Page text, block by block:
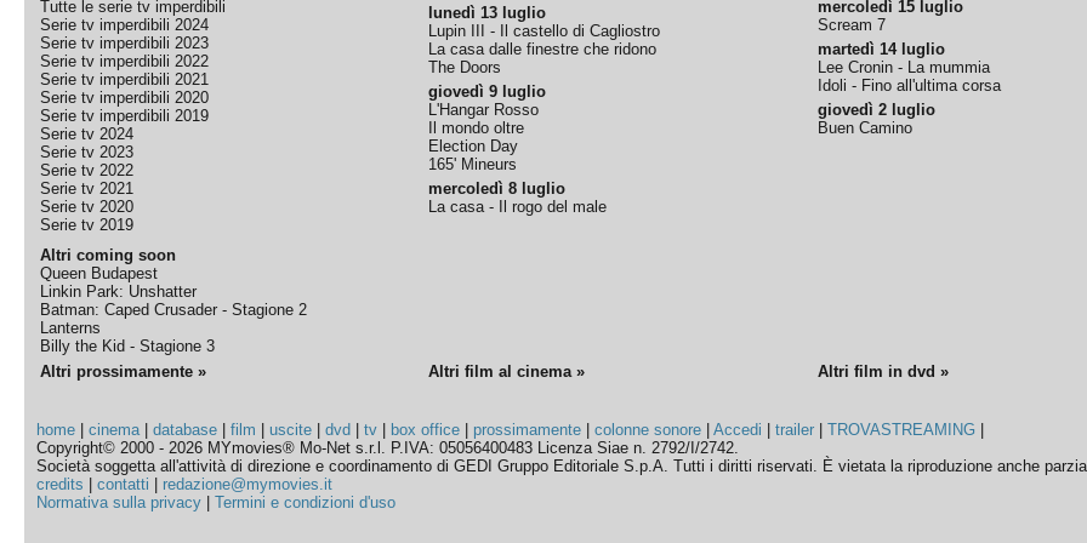
Tutte le serie tv imperdibili
Serie tv imperdibili 2024
Serie tv imperdibili 2023
Serie tv imperdibili 2022
Serie tv imperdibili 2021
Serie tv imperdibili 2020
Serie tv imperdibili 2019
Serie tv 2024
Serie tv 2023
Serie tv 2022
Serie tv 2021
Serie tv 2020
Serie tv 2019
Altri coming soon
Queen Budapest
Linkin Park: Unshatter
Batman: Caped Crusader - Stagione 2
Lanterns
Billy the Kid - Stagione 3
lunedì 13 luglio
Lupin III - Il castello di Cagliostro
La casa dalle finestre che ridono
The Doors
giovedì 9 luglio
L'Hangar Rosso
Il mondo oltre
Election Day
165' Mineurs
mercoledì 8 luglio
La casa - Il rogo del male
mercoledì 15 luglio
Scream 7
martedì 14 luglio
Lee Cronin - La mummia
Idoli - Fino all'ultima corsa
giovedì 2 luglio
Buen Camino
Altri prossimamente » Altri film al cinema » Altri film in dvd »
home |cinema|database |film |uscite |dvd |tv box office prossimamente |colonne sonore |Accedi |trailer |TROVASTREAMING
Copyright© 2000 - 2026 MYmovies® Mo-Net s.r.l. P.IVA: 05056400483 Licenza Siae n. 2792/I/2742.
Società soggetta all'attività di direzione e coordinamento di GEDI Gruppo Editoriale S.p.A. Tutti i diritti riservati. È vietata la riproduzione anche
credits |contatti
redazione@mymovies.it
Normativa sulla privacy |Termini e condizioni d'uso